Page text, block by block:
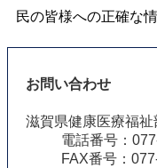
民の皆様への正確な
お問い合わせ
滋賀県健康医療福
電話番号：
FAX番号：